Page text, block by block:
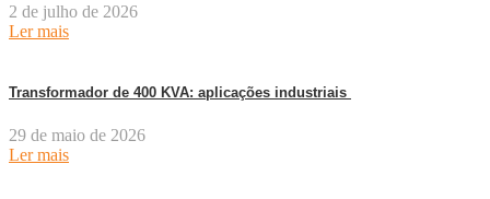
2 de julho de 2026
Ler mais
Transformador de 400 KVA: aplicações industriais
29 de maio de 2026
Ler mais